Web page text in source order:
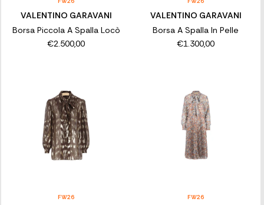
VALENTINO GARAVANI
Borsa Piccola A Spalla Locò
€2.500,00
VALENTINO GARAVANI
Borsa A Spalla In Pelle
€1.300,00
FW26 FW26